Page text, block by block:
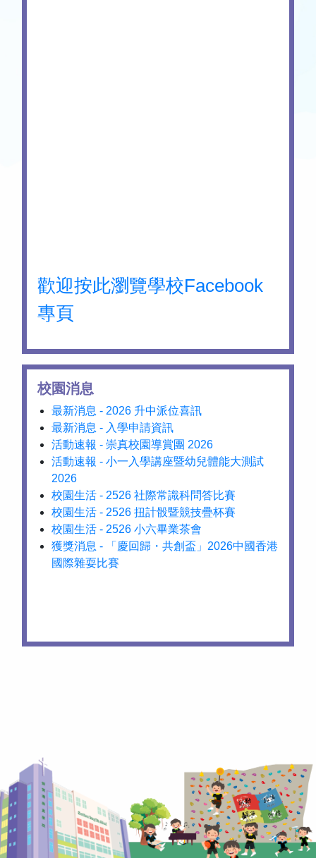
歡迎按此瀏覽學校Facebook
專頁
校園消息
最新消息 - 2026 升中派位喜訊
最新消息 - 入學申請資訊
活動速報 - 崇真校園導賞團 2026
活動速報 - 小一入學講座暨幼兒體能大測試
2026
校園生活 - 2526 社際常識科問答比賽
校園生活 - 2526 扭計骰暨競技疊杯賽
校園生活 - 2526 小六畢業茶會
獲獎消息 - 「慶回歸・共創盃」2026中國香港
國際雜耍比賽